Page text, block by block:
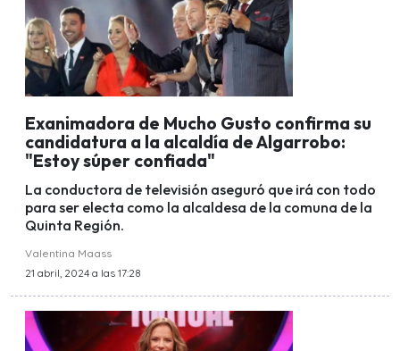
Exanimadora de Mucho Gusto confirma su
candidatura a la alcaldía de Algarrobo:
"Estoy súper confiada"
La conductora de televisión aseguró que irá con todo
para ser electa como la alcaldesa de la comuna de la
Quinta Región.
Valentina Maass
21 abril, 2024 a las 17:28